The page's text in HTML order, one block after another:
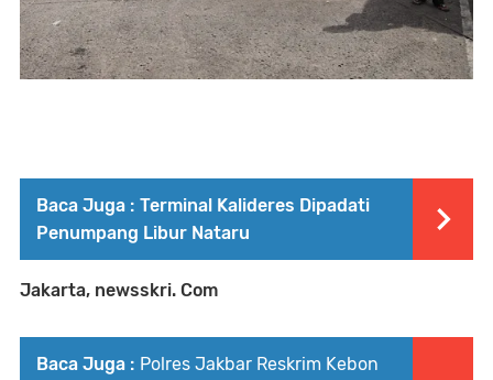
Baca Juga : Terminal Kalideres Dipadati
Penumpang Libur Nataru
Jakarta, newsskri. Com
Baca Juga : Polres Jakbar Reskrim Kebon